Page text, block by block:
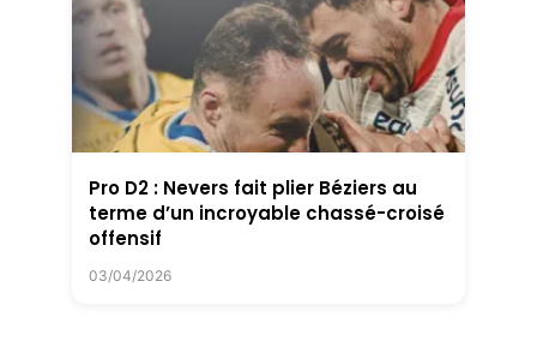
Pro D2 : Nevers fait plier Béziers au
terme d’un incroyable chassé-croisé
offensif
03/04/2026